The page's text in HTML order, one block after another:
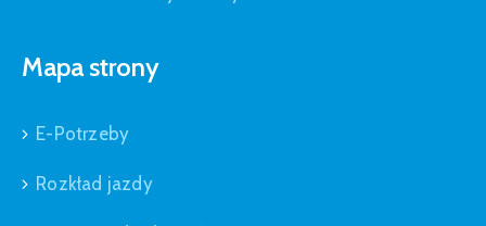
Mapa strony
E-Potrzeby
Rozkład jazdy